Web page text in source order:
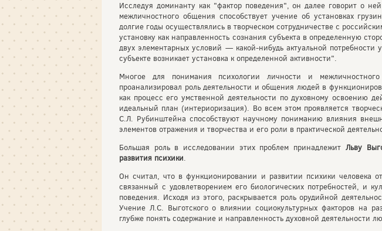
Исследуя доминанту как "фактор поведения", он далее говорит о
межличностного общения способствует учение об установках
долгие годы осуществлялись в творческом сотрудничестве с
установку как направленность сознания субъекта в определенную
двух элементарных условий — какой-нибудь актуальной
субъекте возникает установка к определенной активности".
Многое для понимания психологии личности и
проанализировал роль деятельности и общения людей в
как процесс его умственной деятельности по духовному освоению
идеальный план (интериоризация). Во всем этом проявляется
С.Л. Рубинштейна способствуют научному пониманию влияния
элементов отражения и творчества и его роли в практической
Большая роль в исследовании этих проблем принадлежит Льву
развития психики.
Он считал, что в функционировании и развитии психики человека
связанный с удовлетворением его биологических потребностей, и
поведения. Исходя из этого, раскрывается роль орудийной
Учение Л.С. Выготского о влиянии социокультурных факторов на
глубже понять содержание и направленность духовной деятельности